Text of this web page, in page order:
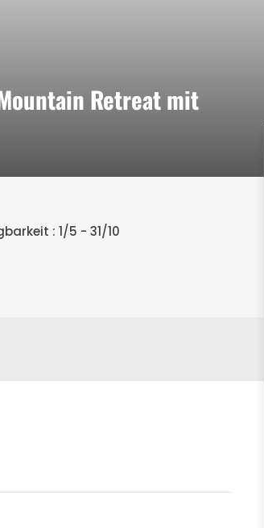
Retreat mit
: 1/5 - 31/10